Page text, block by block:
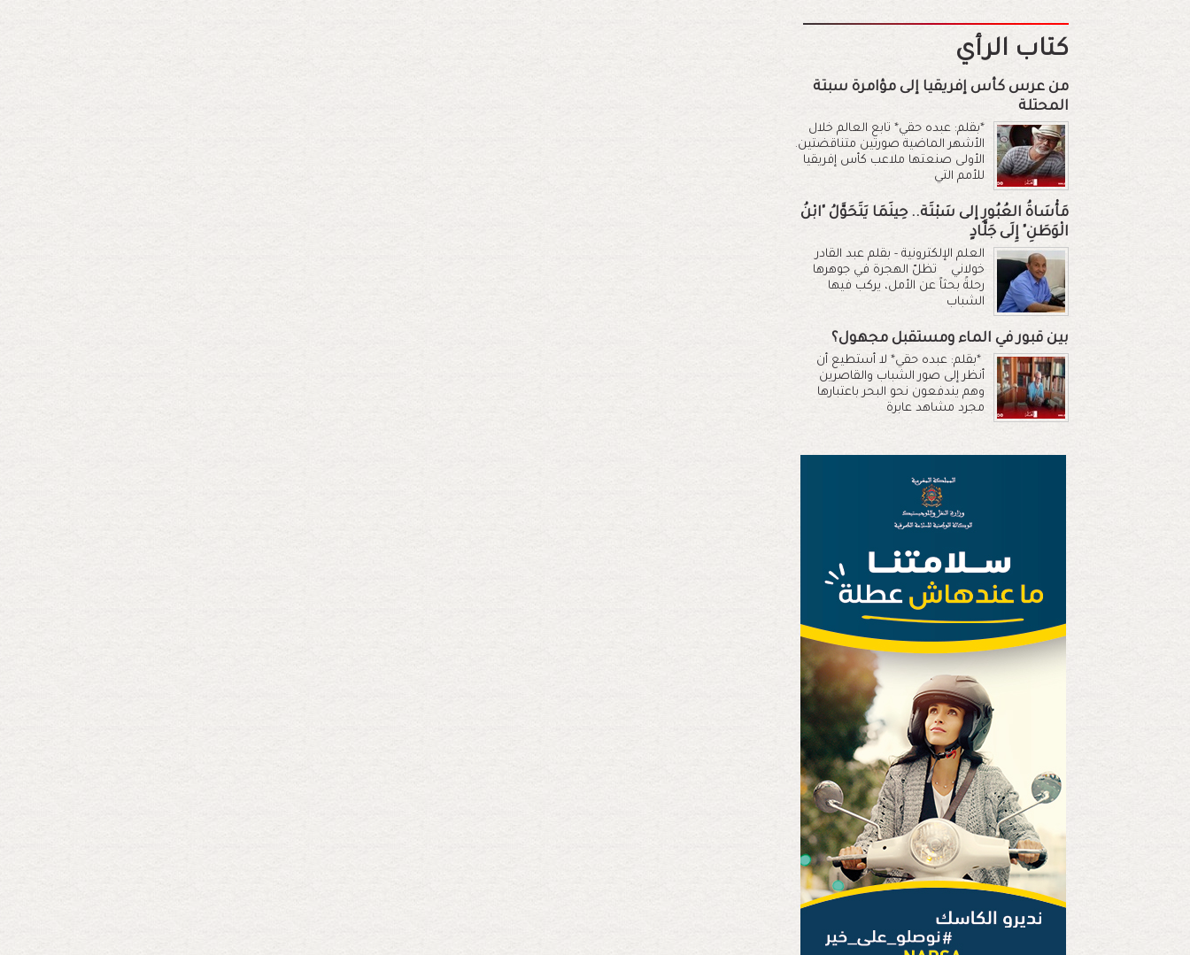
كتاب الرأي
من عرس كأس إفريقيا إلى مؤامرة سبتة
المحتلة
*بقلم: عبده حقي* تابع العالم خلال
الأشهر الماضية صورتين متناقضتين.
الأولى صنعتها ملاعب كأس إفريقيا
للأمم التي
مَأْسَاةُ العُبُورِ إلى سَبْتَة.. حِينَمَا يَتَحَوَّلُ "ابْنُ
الْوَطَنِ" إِلَى جَلَّادٍ
العلم الإلكترونية - بقلم عبد القادر
خولاني تظلّ الهجرة في جوهرها
رحلةً بحثاً عن الأمل، يركب فيها
الشباب
بين قبور في الماء ومستقبل مجهول؟
*بقلم: عبده حقي* لا أستطيع أن
أنظر إلى صور الشباب والقاصرين
وهم يندفعون نحو البحر باعتبارها
مجرد مشاهد عابرة